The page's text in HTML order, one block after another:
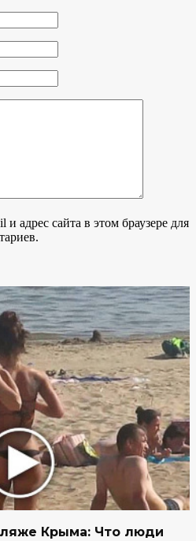
адрес сайта в этом браузере для
Крыма: Что люди